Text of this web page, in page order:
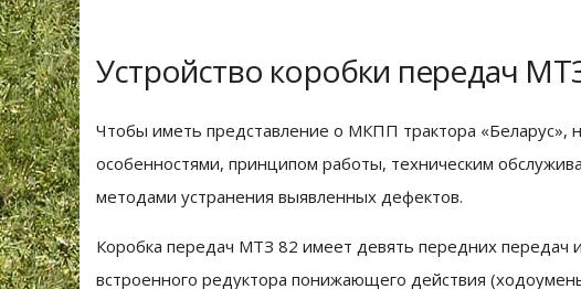
Устройство коробки передач
Чтобы иметь представление о МКПП трактора «Беларус»,
особенностями, принципом работы, техническим
методами устранения выявленных дефектов.
Коробка передач МТЗ 82 имеет девять передних передач
встроенного редуктора понижающего действия